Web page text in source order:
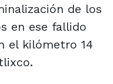
de los
en ese fallido
el kilómetro 14